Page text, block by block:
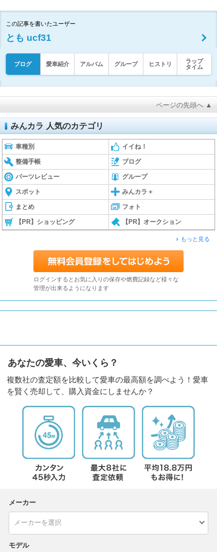
この記事を書いたユーザー
とも ucf31
ブログ 愛車紹介 アルバム グループ ヒストリ
ラップ
タイム
ページの先頭へ ▲
みんカラ 人気のカテゴリ
車種別 イイね！
整備手帳 ブログ
パーツレビュー グループ
スポット みんカラ＋
まとめ フォト
【PR】ショッピング 【PR】オークション
もっと見る
ログインするとお気に入りの保存や燃費記録など様々な
管理が出来るようになります
あなたの愛車、今いくら？
複数社の査定額を比較して愛車の最高額を調べよう！愛車
を賢く売却して、購入資金にしませんか？
メーカー
モデル